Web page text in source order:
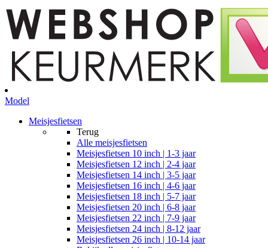
Model
Meisjesfietsen
Terug
Alle meisjesfietsen
Meisjesfietsen 10 inch | 1-3 jaar
Meisjesfietsen 12 inch | 2-4 jaar
Meisjesfietsen 14 inch | 3-5 jaar
Meisjesfietsen 16 inch | 4-6 jaar
Meisjesfietsen 18 inch | 5-7 jaar
Meisjesfietsen 20 inch | 6-8 jaar
Meisjesfietsen 22 inch | 7-9 jaar
Meisjesfietsen 24 inch | 8-12 jaar
Meisjesfietsen 26 inch | 10-14 jaar